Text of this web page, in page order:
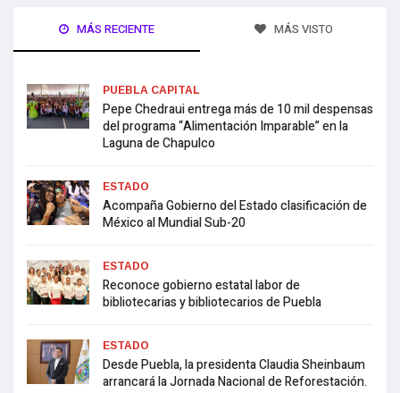
MÁS RECIENTE MÁS VISTO
PUEBLA CAPITAL
Pepe Chedraui entrega más de 10 mil despensas
del programa “Alimentación Imparable” en la
Laguna de Chapulco
ESTADO
Acompaña Gobierno del Estado clasificación de
México al Mundial Sub-20
ESTADO
Reconoce gobierno estatal labor de
bibliotecarias y bibliotecarios de Puebla
ESTADO
Desde Puebla, la presidenta Claudia Sheinbaum
arrancará la Jornada Nacional de Reforestación.